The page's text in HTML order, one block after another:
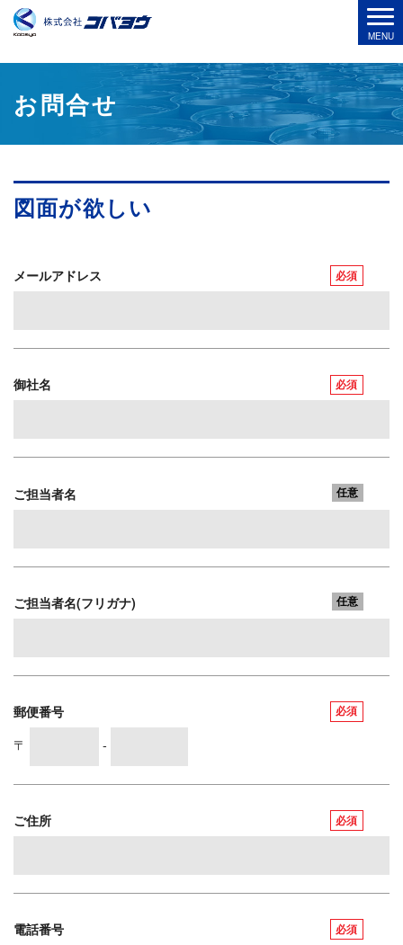
お問合せ
図面が欲しい
メールアドレス 必須
御社名 必須
ご担当者名 任意
ご担当者名(フリガナ) 任意
郵便番号 必須
〒 -
ご住所 必須
電話番号 必須